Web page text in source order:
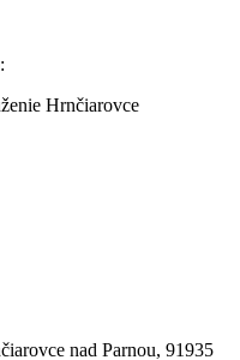
Hrnčiarovce
nad Parnou, 91935